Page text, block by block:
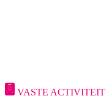
VASTE ACTIVITEIT